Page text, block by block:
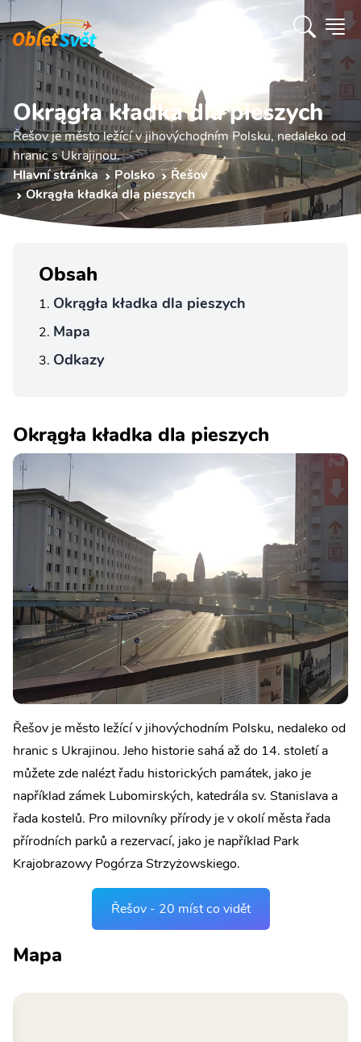
Okrągła kładka dla pieszych
Řešov je město ležící v jihovýchodním Polsku, nedaleko od
hranic s Ukrajinou.
Hlavní stránka
Polsko
Řešov
Okrągła kładka dla pieszych
Obsah
Okrągła kładka dla pieszych
Mapa
Odkazy
Okrągła kładka dla pieszych
Řešov je město ležící v jihovýchodním Polsku, nedaleko od
hranic s Ukrajinou. Jeho historie sahá až do 14. století a
můžete zde nalézt řadu historických památek, jako je
například zámek Lubomirských, katedrála sv. Stanislava a
řada kostelů. Pro milovníky přírody je v okolí města řada
přírodních parků a rezervací, jako je například Park
Krajobrazowy Pogórza Strzyżowskiego.
Řešov - 20 míst co vidět
Mapa